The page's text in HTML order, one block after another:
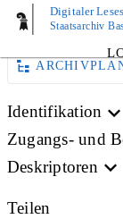
Digitaler
Staatsarchiv
AKTE
Identifikation
Zugangs- und
Deskriptoren
Teilen